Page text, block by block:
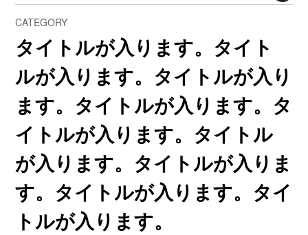
CATEGORY
タイトルが入ります。タイト
ルが入ります。タイトルが入り
ます。タイトルが入ります。タ
イトルが入ります。タイトル
が入ります。タイトルが入りま
す。タイトルが入ります。タイ
トルが入ります。